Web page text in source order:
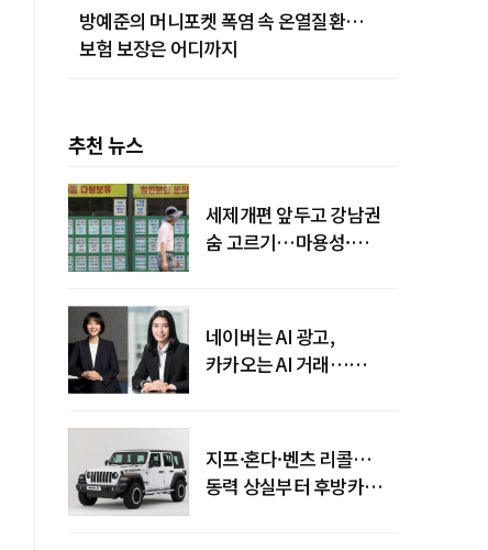
방예준의 머니포켓 폭염 속 온열질환…
보험 보장은 어디까지
추천 뉴스
세제개편 앞두고 강남권
숨 고르기…마용성·
네이버는 AI 광고,
카카오는 AI 거래…
지프·혼다·벤츠 리콜…
동력 상실부터 후방카메라